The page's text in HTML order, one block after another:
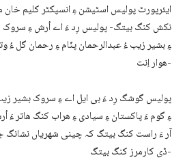
ایئرپورٹ پولیس اسٹیشن ءِ انسپکٹر کلیم
نکش کنگ بیتگ- پولیس رِد ءَ اے اُرش ءِ سروک
ءِ بشیر زیب ءُ عبدالرحمان پنّام ءِ رحمان گل ءُ
ھوار اِنت-
پولیس گوشگ رِد ءَ بی ایل اے ءِ سروک بشیر
ءِ گوم ءَ پاکستان ءِ سیادی ءِ ھراب کنگ ھاتر ءَ
آر ءَ راست کنگ بیتگ کہ چینی شھریاں نشانگ
ڈی کارمرز کنگ بیتگ-